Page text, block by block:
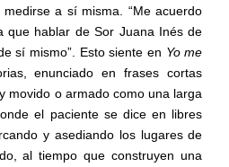
a sí misma. “Me acuerdo
que hablar de Sor Juana Inés de
sí mismo”. Esto siente en Yo me
enunciado en frases cortas
movido o armado como una larga
el paciente se dice en libres
y asediando los lugares de
al tiempo que construyen una